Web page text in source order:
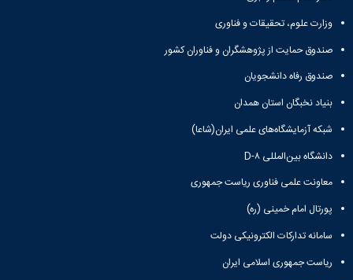
مصالح
مواد
آزمایشگاه
باستان
شناسی
هوش
ربات
بینایی
اولویت
های
طرح
پژوهشی
کارگروه
اخلاق
پژوهش
کرسی
پردازی
دانشگاه
اعضای
هیات
علمی
سایر
آیین
نامه
ها
وزارت علوم، تحقیقات و فناوری
صندوق حمایت از پژوهشگران و فناوران کشور
صندوق رفاه دانشجویان
بنیاد نخبگان استان همدان
شبکه آزمایشگاه‌های علمی ایران(شاعا)
دانشگاه بین‌المللی D-۸
معاونت علمی فناوری ریاست جمهوری
پورتال امام خمینی (ره)
سامانه تدارکات الکترونیکی دولت
ریاست جمهوری اسلامی ایران